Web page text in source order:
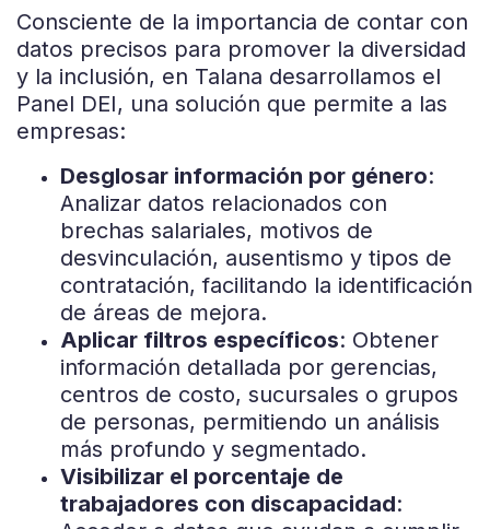
Consciente de la importancia de contar con
datos precisos para promover la diversidad
y la inclusión, en Talana desarrollamos el
Panel DEI, una solución que permite a las
empresas:
Desglosar información por género:
Analizar datos relacionados con
brechas salariales, motivos de
desvinculación, ausentismo y tipos de
contratación, facilitando la identificación
de áreas de mejora.
Aplicar filtros específicos: Obtener
información detallada por gerencias,
centros de costo, sucursales o grupos
de personas, permitiendo un análisis
más profundo y segmentado.
Visibilizar el porcentaje de
trabajadores con discapacidad: